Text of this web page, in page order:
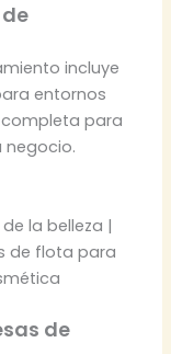
incluye
entornos
completa para
la belleza |
de flota para
de